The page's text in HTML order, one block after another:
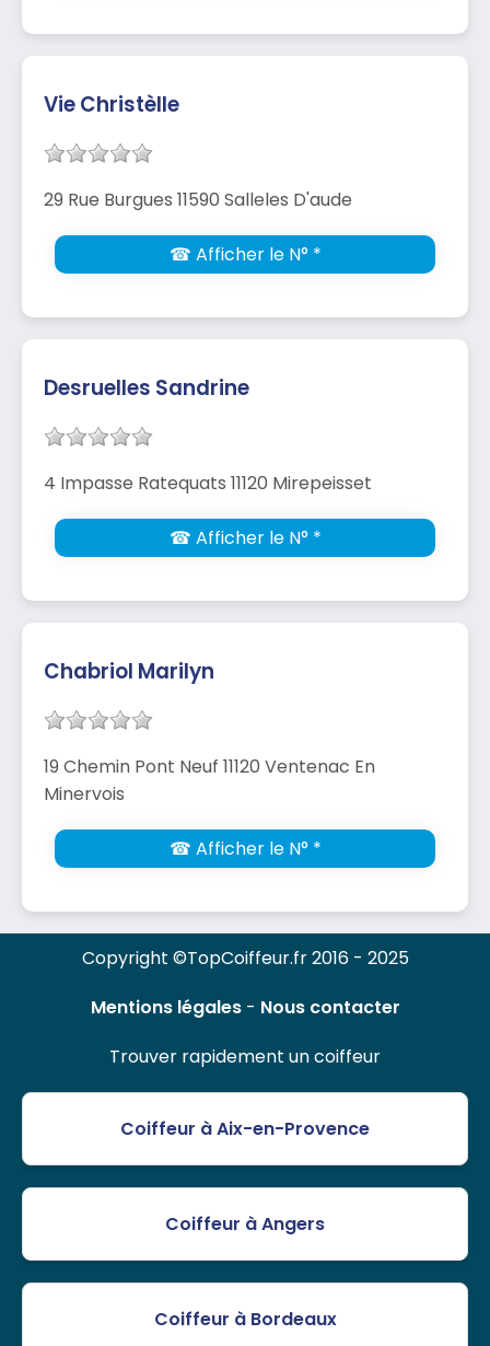
Vie Christèlle
29 Rue Burgues 11590 Salleles D'aude
☎ Afficher le N° *
Desruelles Sandrine
4 Impasse Ratequats 11120 Mirepeisset
☎ Afficher le N° *
Chabriol Marilyn
19 Chemin Pont Neuf 11120 Ventenac En
Minervois
☎ Afficher le N° *
Copyright ©TopCoiffeur.fr 2016 - 2025
Mentions légales- Nous contacter
Trouver rapidement un coiffeur
Coiffeur à Aix-en-Provence
Coiffeur à Angers
Coiffeur à Bordeaux